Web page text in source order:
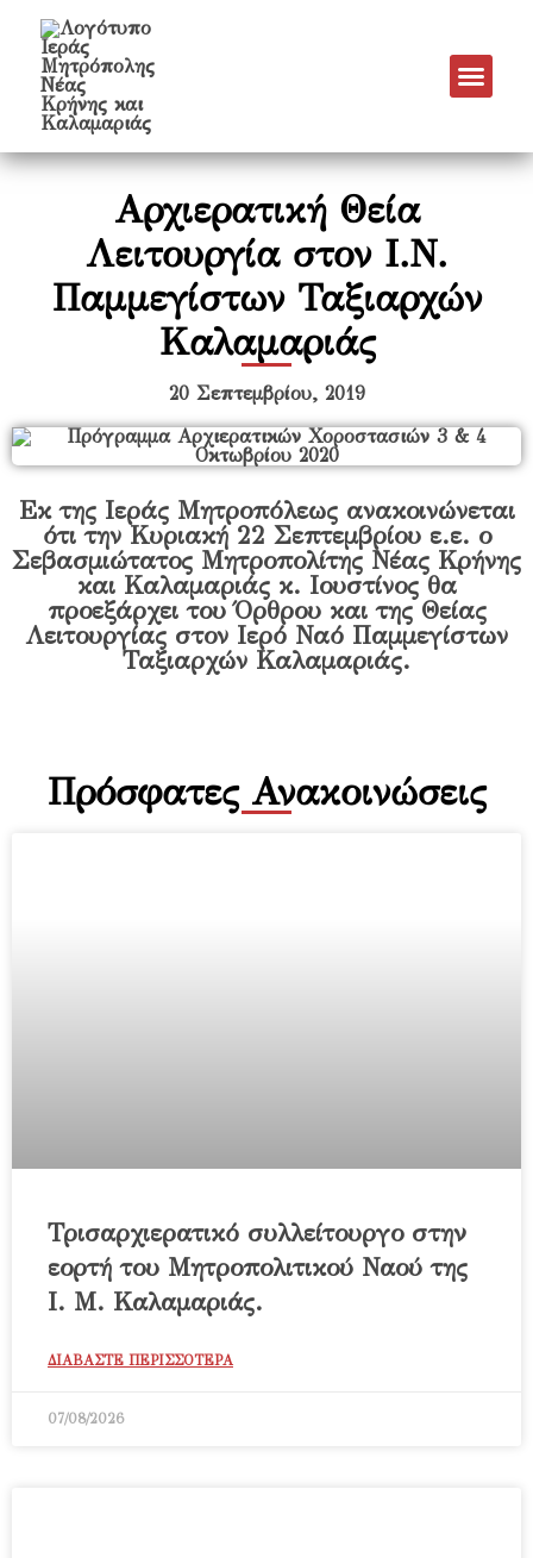
Αρχιερατική Θεία
Λειτουργία στον Ι.Ν.
Παμμεγίστων Ταξιαρχών
Καλαμαριάς
20 Σεπτεμβρίου, 2019
Εκ της Ιεράς Μητροπόλεως ανακοινώνεται
ότι την Κυριακή 22 Σεπτεμβρίου ε.ε. ο
Σεβασμιώτατος Μητροπολίτης Νέας Κρήνης
και Καλαμαριάς κ. Ιουστίνος θα
προεξάρχει του Όρθρου και της Θείας
Λειτουργίας στον Ιερό Ναό Παμμεγίστων
Ταξιαρχών Καλαμαριάς.
Πρόσφατες Ανακοινώσεις
Τρισαρχιερατικό συλλείτουργο στην
εορτή του Μητροπολιτικού Ναού της
Ι. Μ. Καλαμαριάς.
ΔΙΑΒΑΣΤΕ ΠΕΡΙΣΣΟΤΕΡΑ
07/08/2026